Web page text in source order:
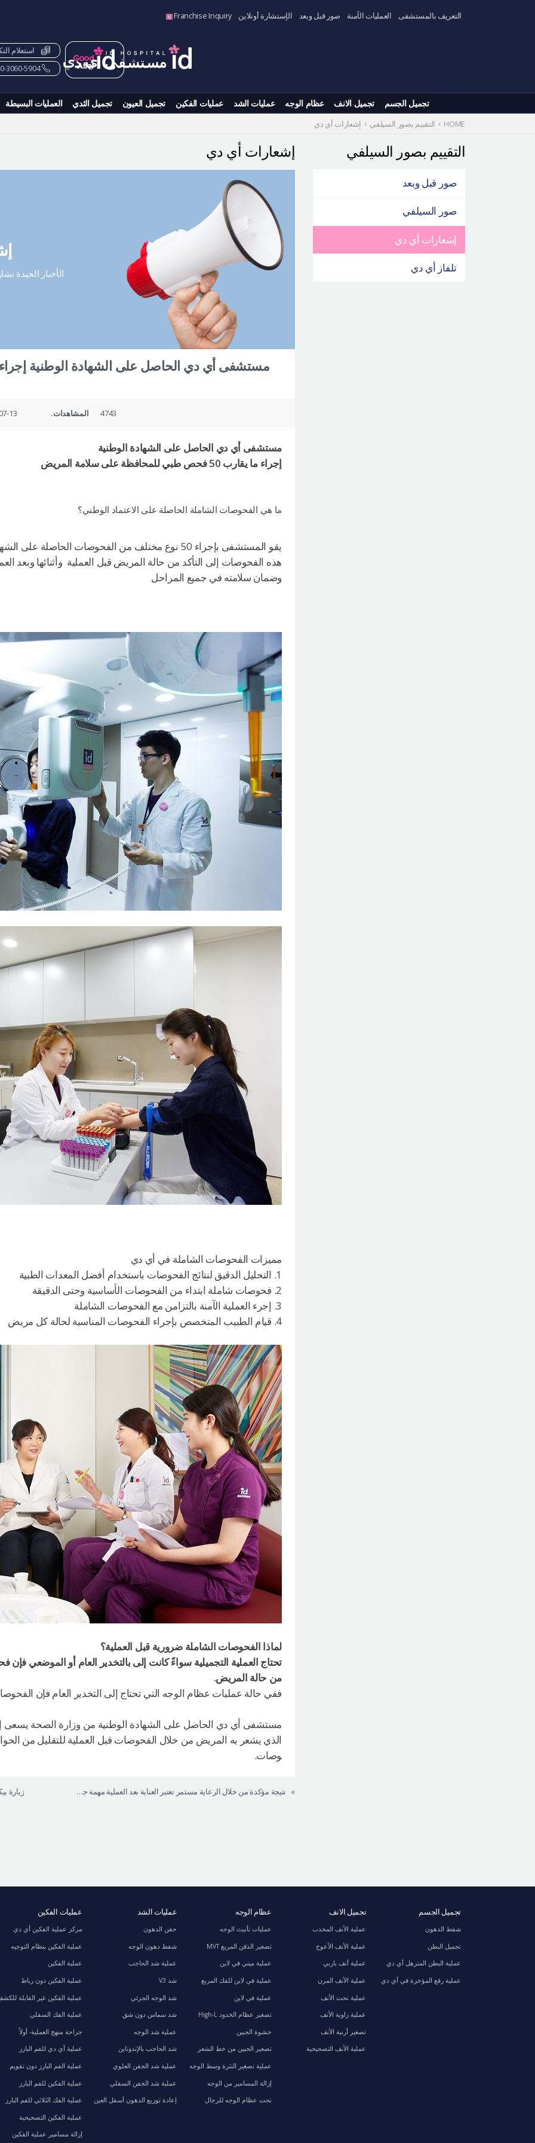
Franchise Inquiry الإستشارة أونلاين صور قبل وبعد العمليات الآمنة التعريف بالمستشفى
تجميل الجسم تجميل الانف عظام الوجه عمليات الشد عمليات الفكين تجميل العيون تجميل الثدي العمليات البسيطة
استعلام
82-10-3060-5904+
HOME التقييم بصور السيلفي إشعارات أي دي
إشعارات أي دي
الأخبار الجيدة
13:37 المشاهدات. 4743
مستشفى أي دي الحاصل على الشهادة الوطنية
إجراء ما يقارب 50 فحص طبي للمحافظة على سلامة المريض
ما هي الفحوصات الشاملة الحاصلة على الاعتماد الوطني؟
يقو المستشفى بإجراء 50 نوع مختلف من الفحوصات الحاصلة على الشهادة الوطنية تهدف
هذه الفحوصات إلى التأكد من حالة المريض قبل العملية وأثنائها وبعد
وضمان سلامته في جميع المراحل
مميزات الفحوصات الشاملة في أي دي
1. التحليل الدقيق لنتائج الفحوصات باستخدام أفضل المعدات الطبية
2. فحوصات شاملة ابتداء من الفحوصات الأساسية وحتى الدقيقة
3. إجرء العملية الآمنة بالتزامن مع الفحوصات الشاملة
4. قيام الطبيب المتخصص بإجراء الفحوصات المناسبة لحالة كل مريض
لماذا الفحوصات الشاملة ضرورية قبل العملية؟
تحتاج العملية التجميلية سواءً كانت إلى بالتخدير العام أو الموضعي
من حالة المريض.
ففي حالة عمليات عظام الوجه التي تحتاج إلى التخدير العام فإن
مستشفى أي دي الحاصل على الشهادة الوطنية من وزارة الصحة يسعى
الذي يشعر به المريض من خلال الفحوصات قبل العملية للتقليل من
وصات.
زيارة نتيجة مؤكدة من خلال الرعاية مستمر تعتبر العناية بعد العملية مهمة جداً كالعملية »
التقييم بصور السيلفي
صور قبل وبعد
صور السيلفي
إشعارات أي دي
تلفاز أي دي
تجميل الجسم
شفط الدهون
تجميل البطن
عملية البطن المترهل أي دي
عملية رفع المؤخرة في أي دي
تجميل الانف
عملية الأنف المحدب
عملية الأنف الأعوج
عملية أنف باربي
عملية الأنف المرن
عملية نحت الأنف
عملية زاوية الأنف
تصغير أرنبة الأنف
عملية الأنف التصحيحية
عظام الوجه
عمليات تأنيث الوجه
تصغير الذقن المربع MVT
عملية ميني في لاين
عملية في لاين للفك المربع
عملية في لاين
تصغير عظام الخدود High-L
حشوة الجبين
تصغير الجبين من خط الشعر
عملية تصغير النثرة وسط الوجه
إزالة المسامير من الوجه
نحت عظام الوجه للرجال
عمليات الشد
حقن الدهون
شفط دهون الوجه
عملية شد الحاجب
شد V3
شد الوجه الجزئي
شد سماس دون شق
عملية شد الوجه
شد الحاجب بالإندوتاين
عملية شد الجفن العلوي
عملية شد الجفن السفلي
إعادة توزيع الدهون أسفل العين
عمليات الفكين
مركز عملية الفكين أي دي
عملية الفكين بنظام التوجيه
عملية الفكين
عملية الفكين دون رباط
عملية الفكين غير القابلة
عملية الفك السفلي
جراحة منهج العملية- أولاً
عملية أي دي للفم البارز
عملية الفم البارز دون تقويم
عملية الفكين للفم البارز
عملية الفك الثلاثي للفم البارز
عملية الفكين التصحيحية
إزالة مسامير عملية الفكين